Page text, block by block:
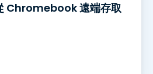
Chromebook 遠端存取